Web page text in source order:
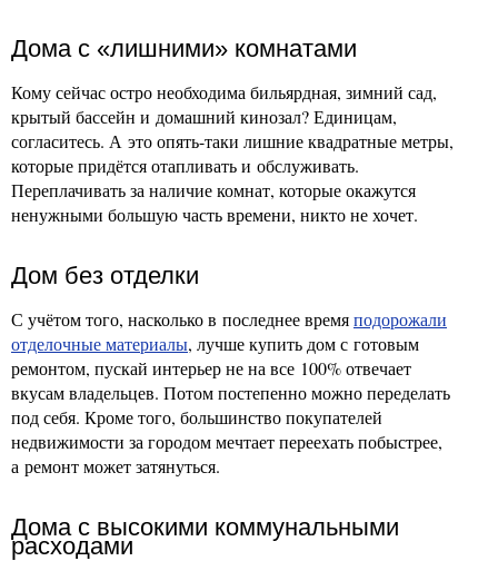
Дома с «лишними» комнатами
Кому сейчас остро необходима бильярдная, зимний сад,
крытый бассейн и домашний кинозал? Единицам,
согласитесь. А это опять-таки лишние квадратные метры,
которые придётся отапливать и обслуживать.
Переплачивать за наличие комнат, которые окажутся
ненужными большую часть времени, никто не хочет.
Дом без отделки
С учётом того, насколько в последнее времяподорожали
отделочные материалы, лучше купить дом с готовым
ремонтом, пускай интерьер не на все 100% отвечает
вкусам владельцев. Потом постепенно можно переделать
под себя. Кроме того, большинство покупателей
недвижимости за городом мечтает переехать побыстрее,
а ремонт может затянуться.
Дома с высокими коммунальными
расходами